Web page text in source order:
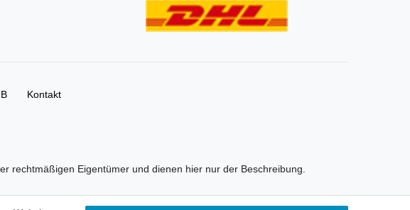
Kontakt
rechtmäßigen Eigentümer und dienen hier nur der Beschreibung.